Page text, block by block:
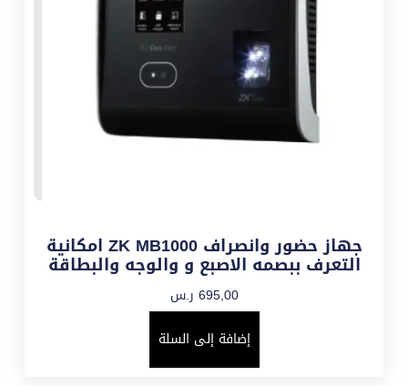
جهاز حضور وانصراف ZK MB1000 امكانية
التعرف ببصمه الاصبع و والوجه والبطاقة
695,00 ر.س
إضافة إلى السلة